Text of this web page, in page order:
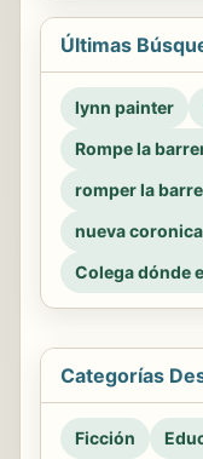
Últimas
lynn painter
Rompe la
romper la
nueva
Colega dónde
Categorías
Ficción